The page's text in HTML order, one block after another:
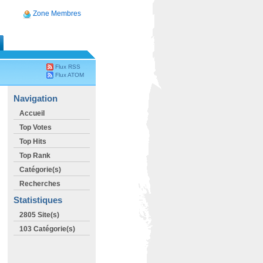
Zone Membres
Flux RSS
Flux ATOM
Navigation
Accueil
Top Votes
Top Hits
Top Rank
Catégorie(s)
Recherches
Statistiques
2805 Site(s)
103 Catégorie(s)